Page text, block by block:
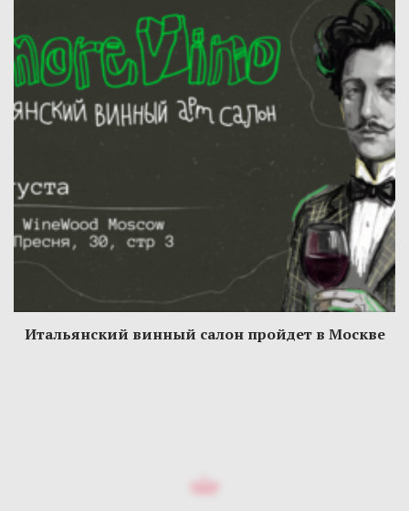
Итальянский винный салон пройдет в Москве